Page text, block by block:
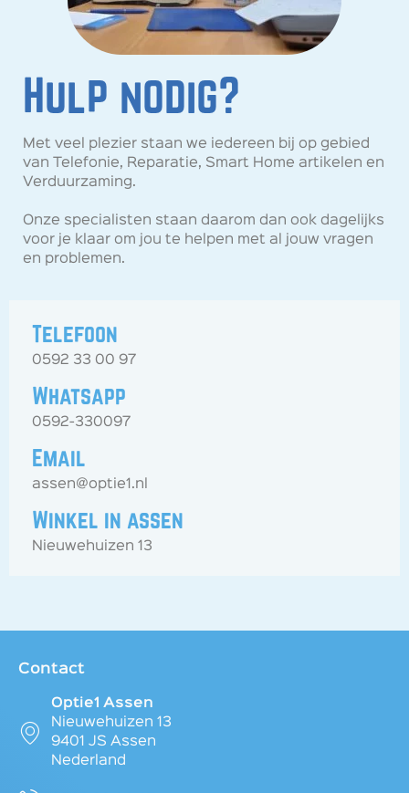
Hulp nodig?
Met veel plezier staan we iedereen bij op gebied
van Telefonie, Reparatie, Smart Home artikelen en
Verduurzaming.
Onze specialisten staan daarom dan ook dagelijks
voor je klaar om jou te helpen met al jouw vragen
en problemen.
Telefoon
0592 33 00 97
Whatsapp
0592-330097
Email
assen@optie1.nl
Winkel in assen
Nieuwehuizen 13
Contact
Optie1 Assen
Nieuwehuizen 13
9401 JS Assen
Nederland